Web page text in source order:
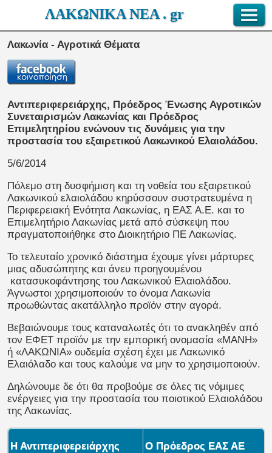
ΛΑΚΩΝΙΚΑ ΝΕΑ . gr
Λακωνία - Αγροτικά Θέματα
Αντιπεριφερειάρχης, Πρόεδρος Ένωσης Αγροτικών
Συνεταιρισμών Λακωνίας και Πρόεδρος
Επιμελητηρίου ενώνουν τις δυνάμεις για την
προστασία του εξαιρετικού Λακωνικού Ελαιολάδου.
5/6/2014
Πόλεμο στη δυσφήμιση και τη νοθεία του εξαιρετικού
Λακωνικού ελαιολάδου κηρύσσουν συστρατευμένα η
Περιφερειακή Ενότητα Λακωνίας, η ΕΑΣ Α.Ε. και το
Επιμελητήριο Λακωνίας μετά από σύσκεψη που
πραγματοποιήθηκε στο Διοικητήριο ΠΕ Λακωνίας.
Το τελευταίο χρονικό διάστημα έχουμε γίνει μάρτυρες
μιας αδυσώπητης και άνευ προηγουμένου
κατασυκοφάντησης του Λακωνικού Ελαιολάδου.
Άγνωστοι χρησιμοποιούν το όνομα Λακωνία
προωθώντας ακατάλληλο προϊόν στην αγορά.
Βεβαιώνουμε τους καταναλωτές ότι το ανακληθέν από
τον ΕΦΕΤ προϊόν με την εμπορική ονομασία «ΜΑΝΗ»
ή «ΛΑΚΩΝΙΑ» ουδεμία σχέση έχει με Λακωνικό
Ελαιόλαδο και τους καλούμε να μην το χρησιμοποιούν.
Δηλώνουμε δε ότι θα προβούμε σε όλες τις νόμιμες
ενέργειες για την προστασία του ποιοτικού Ελαιολάδου
της Λακωνίας.
Η Αντιπεριφερειάρχης Ο Πρόεδρος ΕΑΣ ΑΕ